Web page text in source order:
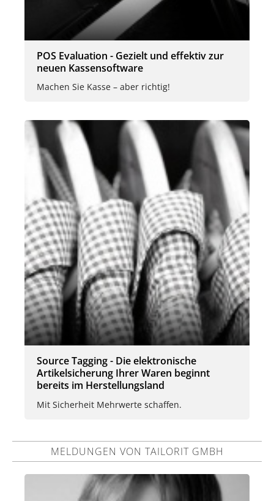
POS Evaluation - Gezielt und effektiv zur
neuen Kassensoftware
Machen Sie Kasse – aber richtig!
Source Tagging - Die elektronische
Artikelsicherung Ihrer Waren beginnt
bereits im Herstellungsland
Mit Sicherheit Mehrwerte schaffen.
MELDUNGEN VON TAILORIT GMBH